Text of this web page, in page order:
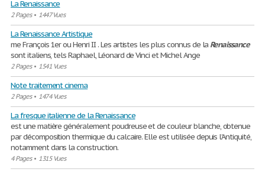
La Renaissance
2 Pages• 1447 Vues
La Renaissance Artistique
me François 1er ou Henri II . Les artistes les plus connus de la Renaissance
sont italiens, tels Raphael, Léonard de Vinci et Michel Ange
2 Pages• 1541 Vues
Note traitement cinema
2 Pages• 1474 Vues
La fresque italienne de la Renaissance
est une matière généralement poudreuse et de couleur blanche, obtenue
par décomposition thermique du calcaire. Elle est utilisée depuis l'Antiquité,
notamment dans la construction.
4 Pages• 1315 Vues